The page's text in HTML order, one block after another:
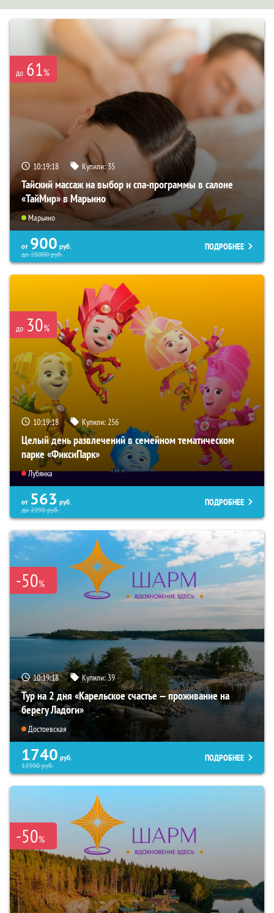
до 61%
10:19:17 Купили:35
Тайский массаж на выбор и спа-программы в салоне
«ТайМир» в Марьино
Марьино
от 900 руб.
до28000руб.
ПОДРОБНЕЕ
до 30%
10:19:17 Купили:256
Целый день развлечений в семейном тематическом
парке «ФиксиПарк»
Лубянка
от 563 руб.
до2990руб.
ПОДРОБНЕЕ
-50%
10:19:17 Купили:39
Тур на 2 дня «Карельское счастье — проживание на
берегу Ладоги»
Достоевская
1740 руб.
13900руб.
ПОДРОБНЕЕ
-50%